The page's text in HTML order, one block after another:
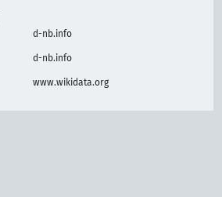
d-nb.info
d-nb.info
www.wikidata.org